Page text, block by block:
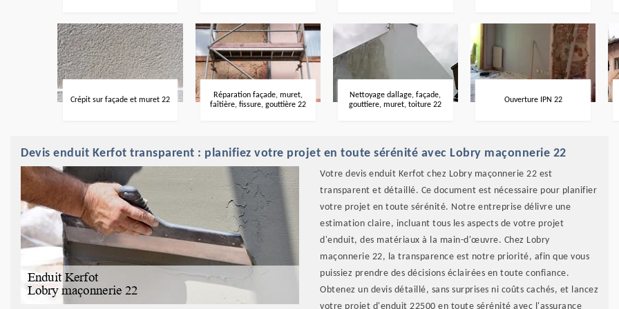
Crépit sur façade et muret 22
Réparation façade, muret,
faîtière, fissure, gouttière 22
Nettoyage dallage, façade,
gouttiere, muret, toiture 22
Ouverture IPN 22
Devis enduit Kerfot transparent : planifiez votre projet en toute sérénité avec Lobry maçonnerie 22
Votre devis enduit Kerfot chez Lobry maçonnerie 22 est
transparent et détaillé. Ce document est nécessaire pour planifier
votre projet en toute sérénité. Notre entreprise délivre une
estimation claire, incluant tous les aspects de votre projet
d'enduit, des matériaux à la main-d'œuvre. Chez Lobry
maçonnerie 22, la transparence est notre priorité, afin que vous
puissiez prendre des décisions éclairées en toute confiance.
Obtenez un devis détaillé, sans surprises ni coûts cachés, et lancez
votre projet d'enduit 22500 en toute sérénité avec l'assurance